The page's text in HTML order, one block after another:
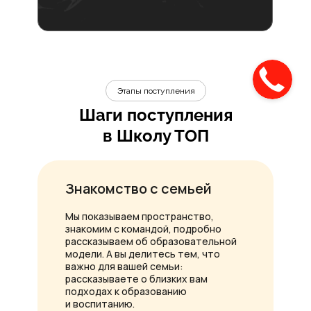
Знакомство с семьей
Мы показываем пространство,
знакомим с командой, подробно
рассказываем об образовательной
модели. А вы делитесь тем, что
важно для вашей семьи:
рассказываете о близких вам
подходах к образованию
и воспитанию.
Шаги поступления
в Школу ТОП
Этапы поступления